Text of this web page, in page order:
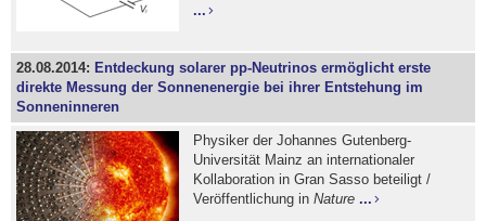
...
28.08.2014: Entdeckung solarer pp-Neutrinos ermöglicht erste
direkte Messung der Sonnenenergie bei ihrer Entstehung im
Sonneninneren
Physiker der Johannes Gutenberg-
Universität Mainz an internationaler
Kollaboration in Gran Sasso beteiligt /
Veröffentlichung in Nature ...